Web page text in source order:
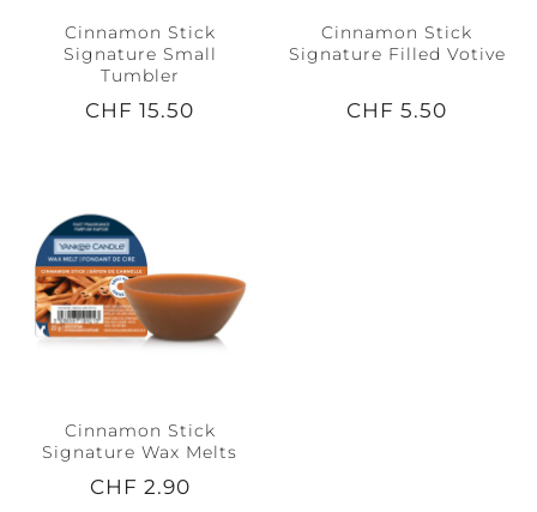
Cinnamon Stick
Signature Small
Tumbler
CHF 15.50
Cinnamon Stick
Signature Filled Votive
CHF 5.50
Cinnamon Stick
Signature Wax Melts
CHF 2.90